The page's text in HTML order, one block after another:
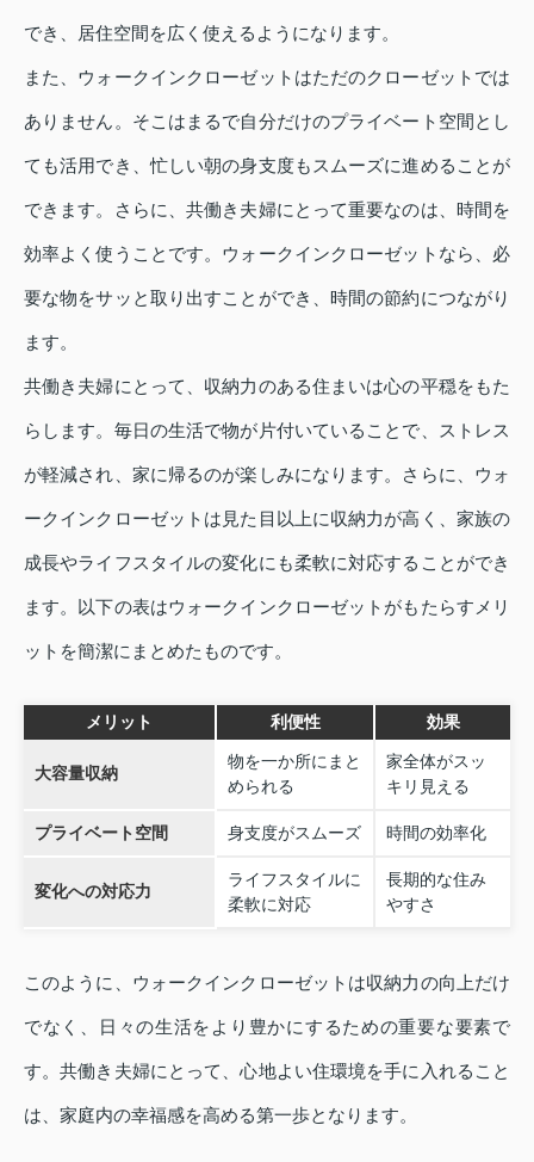
でき、居住空間を広く使えるようになります。
また、ウォークインクローゼットはただのクローゼットでは
ありません。そこはまるで自分だけのプライベート空間とし
ても活用でき、忙しい朝の身支度もスムーズに進めることが
できます。さらに、共働き夫婦にとって重要なのは、時間を
効率よく使うことです。ウォークインクローゼットなら、必
要な物をサッと取り出すことができ、時間の節約につながり
ます。
共働き夫婦にとって、収納力のある住まいは心の平穏をもた
らします。毎日の生活で物が片付いていることで、ストレス
が軽減され、家に帰るのが楽しみになります。さらに、ウォ
ークインクローゼットは見た目以上に収納力が高く、家族の
成長やライフスタイルの変化にも柔軟に対応することができ
ます。以下の表はウォークインクローゼットがもたらすメリ
ットを簡潔にまとめたものです。
メリット 利便性 効果
大容量収納
物を一か所にまと
められる
家全体がスッ
キリ見える
プライベート空間 身支度がスムーズ 時間の効率化
変化への対応力
ライフスタイルに
柔軟に対応
長期的な住み
やすさ
このように、ウォークインクローゼットは収納力の向上だけ
でなく、日々の生活をより豊かにするための重要な要素で
す。共働き夫婦にとって、心地よい住環境を手に入れること
は、家庭内の幸福感を高める第一歩となります。